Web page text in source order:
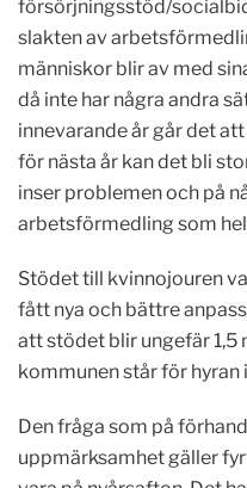
försörjningsstöd/
slakten av
människor blir av med
då inte har några andra
innevarande år går det
för nästa år kan det bli
inser problemen och på
arbetsförmedling som
Stödet till kvinnojouren
fått nya och bättre
att stödet blir ungefär 1,5
kommunen står för hyran
Den fråga som på
uppmärksamhet gäller